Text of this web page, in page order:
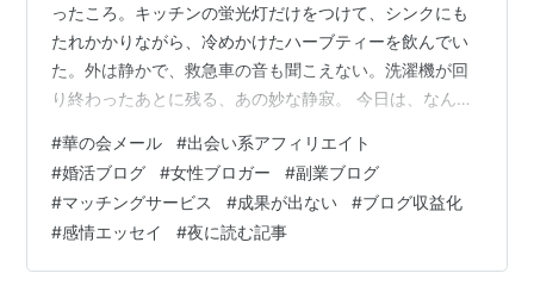
ったころ。キッチンの蛍光灯だけをつけて、シンクにも
たれかかりながら、冷めかけたハーブティーを飲んでい
た。外は静かで、救急車の音も聞こえない。洗濯機が回
り終わったあとに残る、あの妙な静寂。 今日は、なんだ
も、誰かと喧嘩したわけでもない。でも、ずっと小さな
砂粒が靴の中に入っているみたいな感覚が抜けなくて、
そのまま夜になってしまった。 スマホをテーブルに置い
たまま、何度も手を伸ばしてはやめて。結局また、画面
を覗き込んでしまった。 そこに表示されていたのは、最
#華の会メール #出会い系アフィリエイト
#婚活ブログ #女性ブロガー #副業ブログ
#マッチングサービス #成果が出ない #ブログ収益化
#感情エッセイ #夜に読む記事